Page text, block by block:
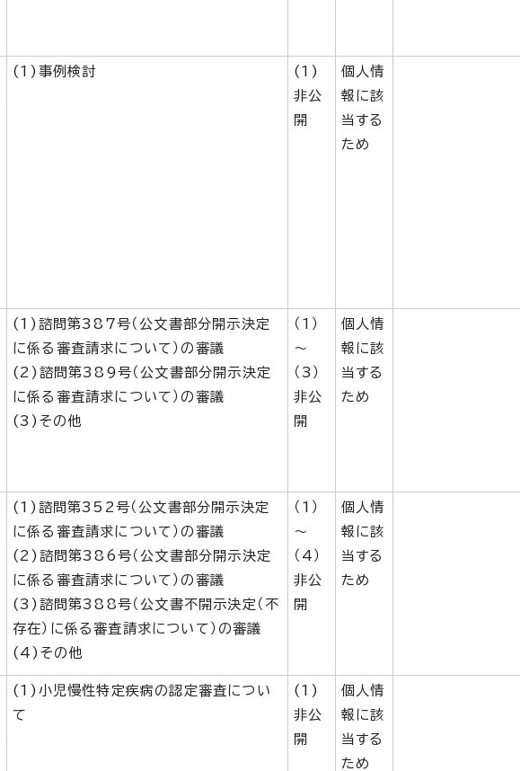
(1)事例検討
(1)
非公
開
個人情
報に該
当する
ため
(1)諮問第387号（公文書部分開示決定
に係る審査請求について）の審議
(2)諮問第389号（公文書部分開示決定
に係る審査請求について）の審議
(3)その他
（1）
～
（3）
非公
開
個人情
報に該
当する
ため
(1)諮問第352号（公文書部分開示決定
に係る審査請求について）の審議
(2)諮問第386号（公文書部分開示決定
に係る審査請求について）の審議
(3)諮問第388号（公文書不開示決定（不
存在）に係る審査請求について）の審議
(4)その他
（1）
～
（4）
非公
開
個人情
報に該
当する
ため
(1)小児慢性特定疾病の認定審査につい
て
(1)
非公
開
個人情
報に該
当する
ため